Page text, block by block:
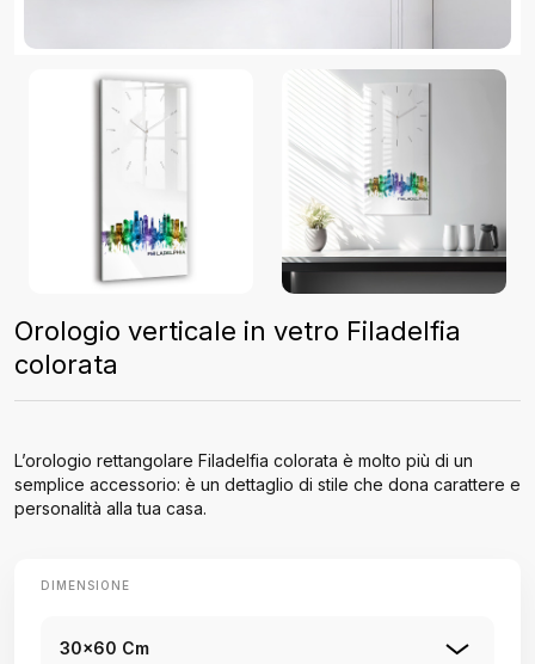
Orologio verticale in vetro Filadelfia
colorata
L’orologio rettangolare Filadelfia colorata è molto più di un
semplice accessorio: è un dettaglio di stile che dona carattere e
personalità alla tua casa.
DIMENSIONE
30x60 Cm